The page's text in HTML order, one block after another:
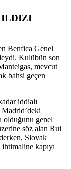
Benfica Genel
Kulübün son
mevcut
bahsi geçen
iddialı
Madrid’deki
olduğunu genel
söz alan Rui
Slovak
kapıyı